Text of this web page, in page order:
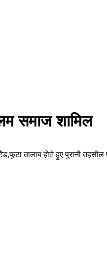
समाज शामिल
तालाब होते हुए पुरानी